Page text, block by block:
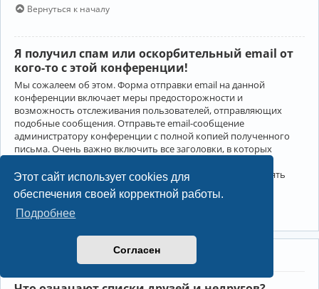
Этот сайт использует cookies для
обеспечения своей корректной работы.
Подробнее
Согласен
Вернуться к началу
Я получил спам или оскорбительный email от
кого-то с этой конференции!
Мы сожалеем об этом. Форма отправки email на данной
конференции включает меры предосторожности и
возможность отслеживания пользователей, отправляющих
подобные сообщения. Отправьте email-сообщение
администратору конференции с полной копией полученного
письма. Очень важно включить все заголовки, в которых
Администратор конференции сможет в этом случае принять
меры.
Друзья и недруги